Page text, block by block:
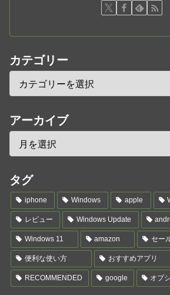
カテゴリー
アーカイブ
タグ
iphone Windows apple
レビュー Windows Update
Windows 11 amazon セー
便利な使い方 おすすめアプリ
RECOMMENDED google オプ